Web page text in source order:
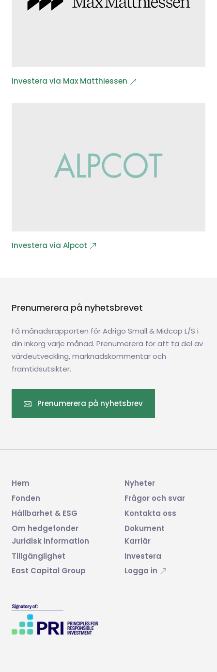
Investera via Max Matthiessen
Investera via Alpcot
Prenumerera på nyhetsbrevet
Få månadsrapporten för Adrigo Small & Midcap L/S i
din inkorg varje månad. Prenumerera för att ta del av
värdeutveckling, marknadskommentar och
framtidsutsikter.
Prenumerera på nyhetsbrev
Hem
Fonden
Hållbarhet & ESG
Om hedgefonder
Nyheter
Frågor och svar
Kontakta oss
Dokument
Juridisk information
Tillgänglighet
East Capital Group
Karriär
Investera
Logga in